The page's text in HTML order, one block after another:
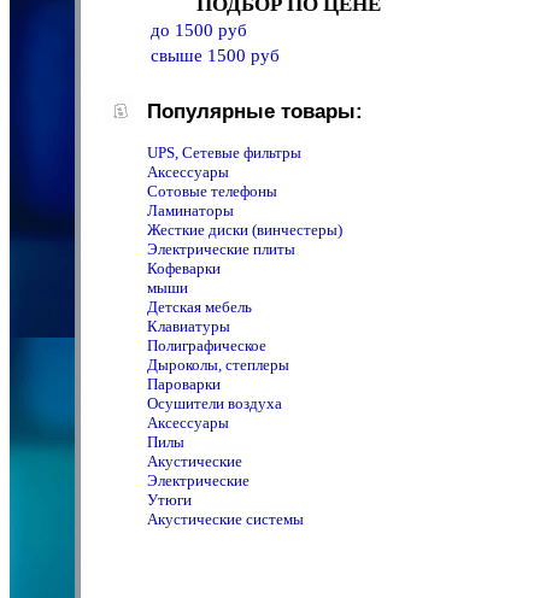
до 1500 руб
свыше 1500 руб
Популярные товары:
UPS, Сетевые фильтры
Аксессуары
Сотовые телефоны
Ламинаторы
Жесткие диски (винчестеры)
Электрические плиты
Кофеварки
мыши
Детская мебель
Клавиатуры
Полиграфическое
Дыроколы, степлеры
Пароварки
Осушители воздуха
Аксессуары
Пилы
Акустические
Электрические
Утюги
Акустические системы